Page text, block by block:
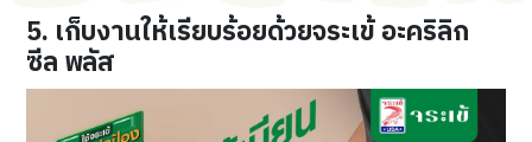
5. เก็บงานให้เรียบร้อยด้วยจระเข้ อะคริลิก
ซีล พลัส